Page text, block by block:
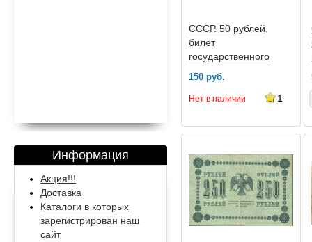
Информация
Акция!!!
Доставка
Каталоги в которых
зарегистрирован наш
сайт
СССР. 50 рублей,
билет
государственного
банка 1991
150 руб.
Нет в наличии 1